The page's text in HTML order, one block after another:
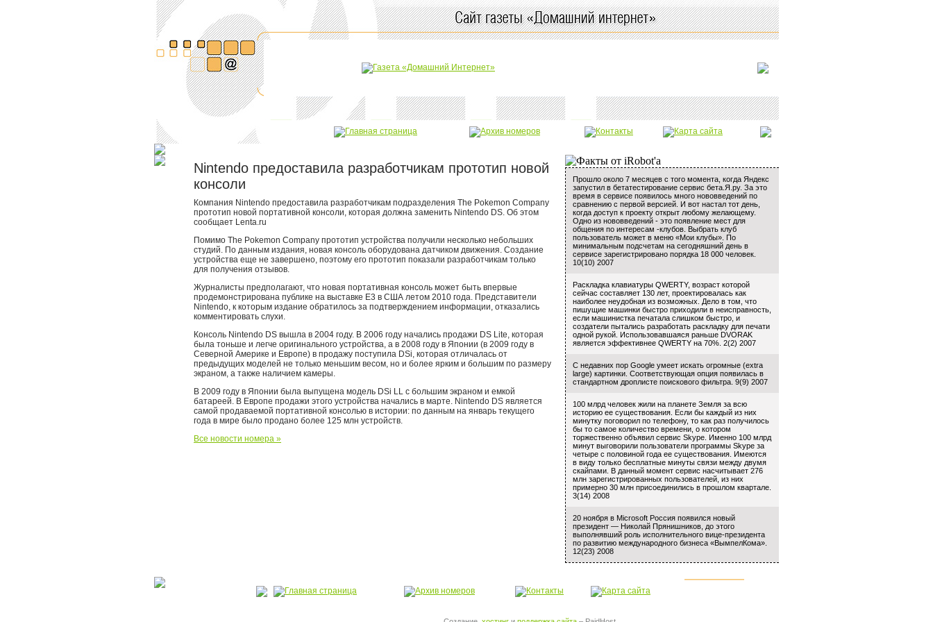
Nintendo предоставила разработчикам прототип новой
консоли
Компания Nintendo предоставила разработчикам подразделения The Pokemon Company
прототип новой портативной консоли, которая должна заменить Nintendo DS. Об этом
сообщает Lenta.ru
Помимо The Pokemon Company прототип устройства получили несколько небольших
студий. По данным издания, новая консоль оборудована датчиком движения. Создание
устройства еще не завершено, поэтому его прототип показали разработчикам только
для получения отзывов.
Журналисты предполагают, что новая портативная консоль может быть впервые
продемонстрирована публике на выставке E3 в США летом 2010 года. Представители
Nintendo, к которым издание обратилось за подтверждением информации, отказались
комментировать слухи.
Консоль Nintendo DS вышла в 2004 году. В 2006 году начались продажи DS Lite, которая
была тоньше и легче оригинального устройства, а в 2008 году в Японии (в 2009 году в
Северной Америке и Европе) в продажу поступила DSi, которая отличалась от
предыдущих моделей не только меньшим весом, но и более ярким и большим по размеру
экраном, а также наличием камеры.
В 2009 году в Японии была выпущена модель DSi LL с большим экраном и емкой
батареей. В Европе продажи этого устройства начались в марте. Nintendo DS является
самой продаваемой портативной консолью в истории: по данным на январь текущего
года в мире было продано более 125 млн устройств.
Все новости номера »
Прошло около 7 месяцев с того момента, когда Яндекс
запустил в бетатестирование сервис бета.Я.ру. За это
время в сервисе появилось много нововведений по
сравнению с первой версией. И вот настал тот день,
когда доступ к проекту открыт любому желающему.
Одно из нововведений - это появление мест для
общения по интересам -клубов. Выбрать клуб
пользователь может в меню «Мои клубы». По
минимальным подсчетам на сегодняшний день в
сервисе зарегистрировано порядка 18 000 человек.
10(10) 2007
Раскладка клавиатуры QWERTY, возраст которой
сейчас составляет 130 лет, проектировалась как
наиболее неудобная из возможных. Дело в том, что
пишущие машинки быстро приходили в неисправность,
если машинистка печатала слишком быстро, и
создатели пытались разработать раскладку для печати
одной рукой. Использовавшаяся раньше DVORAK
является эффективнее QWERTY на 70%. 2(2) 2007
С недавних пор Google умеет искать огромные (extra
large) картинки. Соответствующая опция появилась в
стандартном дроплисте поискового фильтра. 9(9) 2007
100 млрд человек жили на планете Земля за всю
историю ее существования. Если бы каждый из них
минутку поговорил по телефону, то как раз получилось
бы то самое количество времени, о котором
торжественно объявил сервис Skype. Именно 100 млрд
минут выговорили пользователи программы Skype за
четыре с половиной года ее существования. Имеются
в виду только бесплатные минуты связи между двумя
скайпами. В данный момент сервис насчитывает 276
млн зарегистрированных пользователей, из них
примерно 30 млн присоединились в прошлом квартале.
3(14) 2008
20 ноября в Microsoft Россия появился новый
президент — Николай Прянишников, до этого
выполнявший роль исполнительного вице-президента
по развитию международного бизнеса «ВымпелКома».
12(23) 2008